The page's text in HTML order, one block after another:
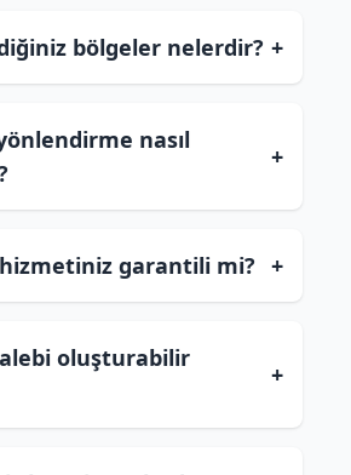
bölgeler nelerdir? +
nasıl
+
garantili mi? +
oluşturabilir
+